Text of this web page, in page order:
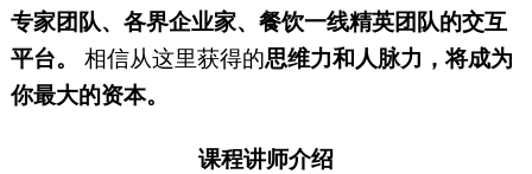
专家团队、各界企业家、餐饮一线精英团队的交互
平台。 相信从这里获得的思维力和人脉力，将成为
你最大的资本。
课程讲师介绍